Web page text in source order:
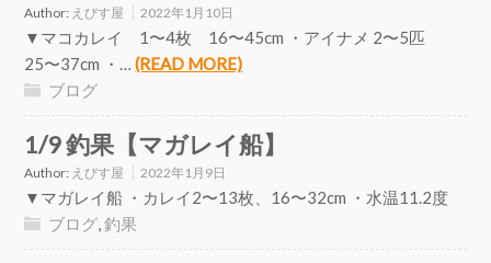
Author: えびす屋 2022年1月10日
▼マコカレイ 1〜4枚 16〜45cm ・アイナメ 2〜5匹
25〜37cm ・…(READ MORE)
ブログ
1/9 釣果【マガレイ船】
Author: えびす屋 2022年1月9日
▼マガレイ船 ・カレイ2〜13枚、16〜32cm ・水温11.2度
ブログ,釣果